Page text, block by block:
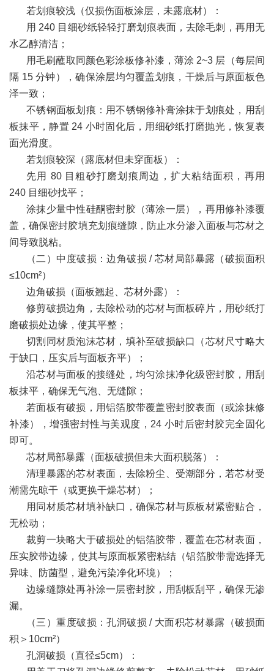
若划痕较浅（仅损伤面板涂层，未露底材）：
用 240 目细砂纸轻轻打磨划痕表面，去除毛刺，再用无
水乙醇清洁；
用毛刷蘸取同颜色彩涂板修补漆，薄涂 2~3 层（每层间
隔 15 分钟），确保涂层均匀覆盖划痕，干燥后与原面板色
泽一致；
不锈钢面板划痕：用不锈钢修补膏涂抹于划痕处，用刮
板抹平，静置 24 小时固化后，用细砂纸打磨抛光，恢复表
面光滑度。
若划痕较深（露底材但未穿面板）：
先用 80 目粗砂打磨划痕周边，扩大粘结面积，再用
240 目细砂找平；
涂抹少量中性硅酮密封胶（薄涂一层），再用修补漆覆
盖，确保密封胶填充划痕缝隙，防止水分渗入面板与芯材之
间导致脱粘。
（二）中度破损：边角破损 / 芯材局部暴露（破损面积
≤10cm²）
边角破损（面板翘起、芯材外露）：
修剪破损边角，去除松动的芯材与面板碎片，用砂纸打
磨破损处边缘，使其平整；
切割同材质泡沫芯材，填补至破损缺口（芯材尺寸略大
于缺口，压实后与面板齐平）；
沿芯材与面板的接缝处，均匀涂抹净化级密封胶，用刮
板抹平，确保无气泡、无缝隙；
若面板有破损，用铝箔胶带覆盖密封胶表面（或涂抹修
补漆），增强密封性与美观度，24 小时后密封胶完全固化
即可。
芯材局部暴露（面板破损但未大面积脱落）：
清理暴露的芯材表面，去除粉尘、受潮部分，若芯材受
潮需先晾干（或更换干燥芯材）；
用同材质芯材填补缺口，确保芯材与原板材紧密贴合，
无松动；
裁剪一块略大于破损处的铝箔胶带，覆盖在芯材表面，
压实胶带边缘，使其与原面板紧密粘结（铝箔胶带需选择无
异味、防菌型，避免污染净化环境）；
边缘缝隙处再补涂一层密封胶，用刮板刮平，确保无渗
漏。
（三）重度破损：孔洞破损 / 大面积芯材暴露（破损面
积＞10cm²）
孔洞破损（直径≤5cm）：